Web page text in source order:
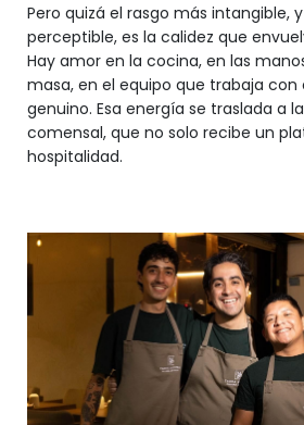
Pero quizá el rasgo más intangible,
perceptible, es la calidez que
Hay amor en la cocina, en las
masa, en el equipo que trabaja con
genuino. Esa energía se traslada a
comensal, que no solo recibe un
hospitalidad.